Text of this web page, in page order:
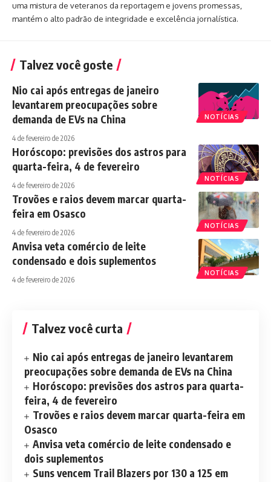
uma mistura de veteranos da reportagem e jovens promessas,
mantém o alto padrão de integridade e excelência jornalística.
Talvez você goste
NOTÍCIAS
Nio cai após entregas de janeiro
levantarem preocupações sobre
demanda de EVs na China
4 de fevereiro de 2026
NOTÍCIAS
Horóscopo: previsões dos astros para
quarta-feira, 4 de fevereiro
4 de fevereiro de 2026
NOTÍCIAS
Trovões e raios devem marcar quarta-
feira em Osasco
4 de fevereiro de 2026
NOTÍCIAS
Anvisa veta comércio de leite
condensado e dois suplementos
4 de fevereiro de 2026
Talvez você curta
Nio cai após entregas de janeiro levantarem
preocupações sobre demanda de EVs na China
Horóscopo: previsões dos astros para quarta-
feira, 4 de fevereiro
Trovões e raios devem marcar quarta-feira em
Osasco
Anvisa veta comércio de leite condensado e
dois suplementos
Suns vencem Trail Blazers por 130 a 125 em